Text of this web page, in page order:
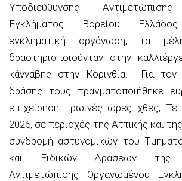
Υποδιεύθυνσης
Εγκλήματος Βορείου
εγκληματική οργάνωση, τα
δραστηριοποιούνταν στην
κάνναβης στην Κορινθία. Για τον
δράσης τους πραγματοποιήθηκε
επιχείρηση πρωινές ώρες χθες,
2026, σε περιοχές της Αττικής και
συνδρομή αστυνομικών του
και Ειδικών Δράσεων της
Αντιμετώπισης Οργανωμένου